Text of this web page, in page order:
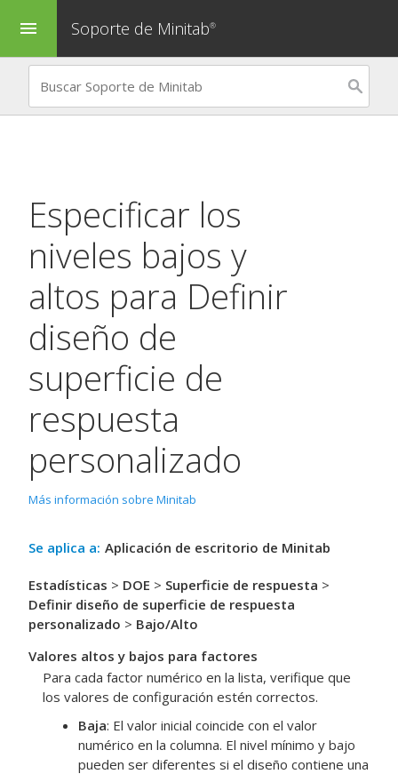
menu Soporte de Minitab®
Especificar los
niveles bajos y
altos para Definir
diseño de
superficie de
respuesta
personalizado
Más información sobre Minitab
Se aplica a: Aplicación de escritorio de Minitab
Estadísticas > DOE > Superficie de respuesta >
Definir diseño de superficie de respuesta
personalizado > Bajo/Alto
Valores altos y bajos para factores
Para cada factor numérico en la lista, verifique que
los valores de configuración estén correctos.
Baja: El valor inicial coincide con el valor
numérico en la columna. El nivel mínimo y bajo
pueden ser diferentes si el diseño contiene una